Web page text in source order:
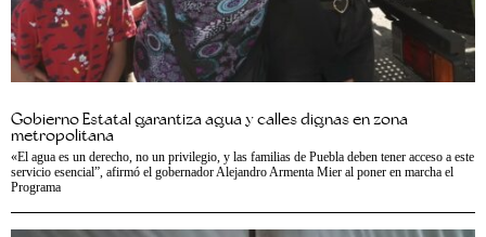
Gobierno Estatal garantiza agua y calles dignas en zona
metropolitana
«El agua es un derecho, no un privilegio, y las familias de Puebla deben tener acceso a este
servicio esencial”, afirmó el gobernador Alejandro Armenta Mier al poner en marcha el
Programa